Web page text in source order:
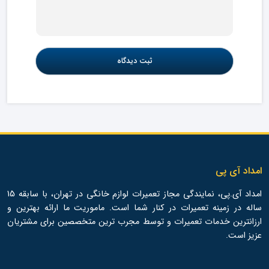
امداد آی پی
امداد آی.پی، نمایندگی مجاز تعمیرات لوازم خانگی در تهران، با سابقه 15
ساله در زمینه تعمیرات در کنار شما است. ماموریت ما ارائه بهترین و
ارزانترین خدمات تعمیرات و توسط مجرب ترین متخصصین برای مشتریان
عزیز است.